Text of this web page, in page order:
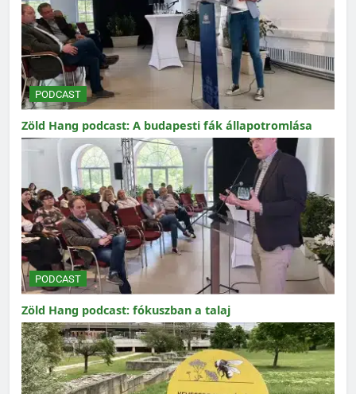
PODCAST
Zöld Hang podcast: A budapesti fák állapotromlása
PODCAST
Zöld Hang podcast: fókuszban a talaj